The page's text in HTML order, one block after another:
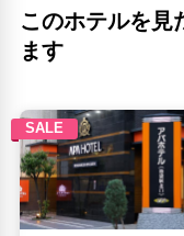
共用ラウンジ/TVエ
トイレタリー
24時間セキュリティ
コンタクトレス チ
医師/看護師 オンコ
外廊下
フードデリバリー
白山神社(4.09km)
目白園(1.04km)
立教通り商店街
自性院(2.64km)
花園神社(4.49km)
西戸山公園(2.99km)
西池袋公園(470m)
このホテルを見
ます